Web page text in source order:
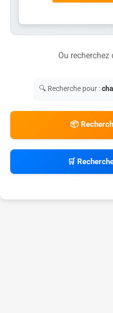
Ou recherchez
🔍 Recherche pour :
📦
🛒